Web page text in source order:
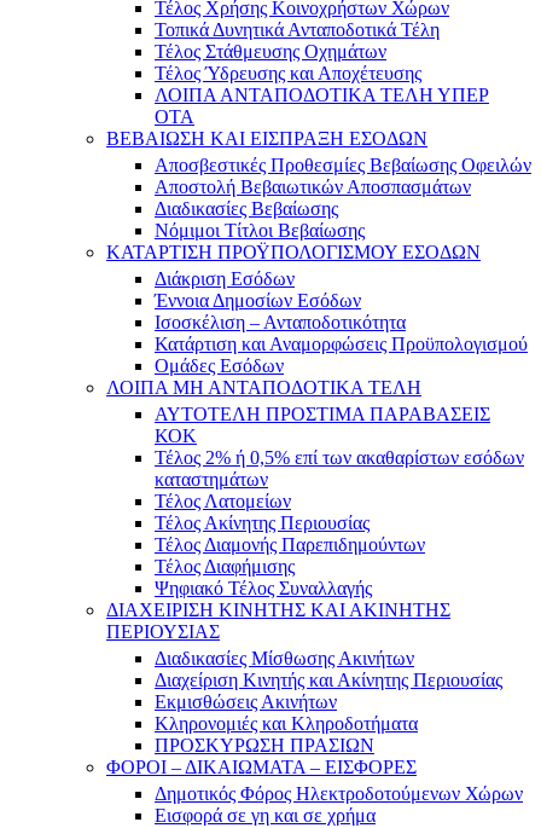
Τέλος Χρήσης Κοινοχρήστων Χώρων
Τοπικά Δυνητικά Ανταποδοτικά Τέλη
Τέλος Στάθμευσης Οχημάτων
Τέλος Ύδρευσης και Αποχέτευσης
ΛΟΙΠΑ ΑΝΤΑΠΟΔΟΤΙΚΑ ΤΕΛΗ ΥΠΕΡ
ΟΤΑ
ΒΕΒΑΙΩΣΗ ΚΑΙ ΕΙΣΠΡΑΞΗ ΕΣΟΔΩΝ
Αποσβεστικές Προθεσμίες Βεβαίωσης Οφειλών
Αποστολή Βεβαιωτικών Αποσπασμάτων
Διαδικασίες Βεβαίωσης
Νόμιμοι Τίτλοι Βεβαίωσης
ΚΑΤΑΡΤΙΣΗ ΠΡΟΫΠΟΛΟΓΙΣΜΟΥ ΕΣΟΔΩΝ
Διάκριση Εσόδων
Έννοια Δημοσίων Εσόδων
Ισοσκέλιση – Ανταποδοτικότητα
Κατάρτιση και Αναμορφώσεις Προϋπολογισμού
Ομάδες Εσόδων
ΛΟΙΠΑ ΜΗ ΑΝΤΑΠΟΔΟΤΙΚΑ ΤΕΛΗ
ΑΥΤΟΤΕΛΗ ΠΡΟΣΤΙΜΑ ΠΑΡΑΒΑΣΕΙΣ
ΚΟΚ
Τέλος 2% ή 0,5% επί των ακαθαρίστων εσόδων
καταστημάτων
Τέλος Λατομείων
Τέλος Ακίνητης Περιουσίας
Τέλος Διαμονής Παρεπιδημούντων
Τέλος Διαφήμισης
Ψηφιακό Τέλος Συναλλαγής
ΔΙΑΧΕΙΡΙΣΗ ΚΙΝΗΤΗΣ ΚΑΙ ΑΚΙΝΗΤΗΣ
ΠΕΡΙΟΥΣΙΑΣ
Διαδικασίες Μίσθωσης Ακινήτων
Διαχείριση Κινητής και Ακίνητης Περιουσίας
Εκμισθώσεις Ακινήτων
Κληρονομιές και Κληροδοτήματα
ΠΡΟΣΚΥΡΩΣΗ ΠΡΑΣΙΩΝ
ΦΟΡΟΙ – ΔΙΚΑΙΩΜΑΤΑ – ΕΙΣΦΟΡΕΣ
Δημοτικός Φόρος Ηλεκτροδοτούμενων Χώρων
Εισφορά σε γη και σε χρήμα